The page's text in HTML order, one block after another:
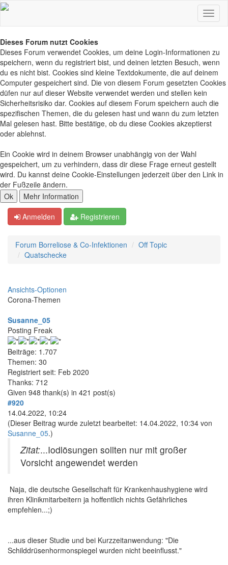
Dieses Forum nutzt Cookies
Dieses Forum verwendet Cookies, um deine Login-Informationen zu
speichern, wenn du registriert bist, und deinen letzten Besuch, wenn
du es nicht bist. Cookies sind kleine Textdokumente, die auf deinem
Computer gespeichert sind. Die von diesem Forum gesetzten Cookies
düfen nur auf dieser Website verwendet werden und stellen kein
Sicherheitsrisiko dar. Cookies auf diesem Forum speichern auch die
spezifischen Themen, die du gelesen hast und wann du zum letzten
Mal gelesen hast. Bitte bestätige, ob du diese Cookies akzeptierst
oder ablehnst.
Ein Cookie wird in deinem Browser unabhängig von der Wahl
gespeichert, um zu verhindern, dass dir diese Frage erneut gestellt
wird. Du kannst deine Cookie-Einstellungen jederzeit über den Link in
der Fußzeile ändern.
Anmelden Registrieren
Forum Borreliose & Co-Infektionen
Off Topic
Quatschecke
Ansichts-Optionen
Corona-Themen
Susanne_05
Posting Freak
Beiträge: 1.707
Themen: 30
Registriert seit: Feb 2020
Thanks: 712
Given 948 thank(s) in 421 post(s)
#920
14.04.2022, 10:24
(Dieser Beitrag wurde zuletzt bearbeitet: 14.04.2022, 10:34 von
Susanne_05.)
Zitat:...Iodlösungen sollten nur mit großer
Vorsicht angewendet werden
Naja, die deutsche Gesellschaft für Krankenhaushygiene wird
ihren Klinikmitarbeitern ja hoffentlich nichts Gefährliches
empfehlen...;)
...aus dieser Studie und bei Kurzzeitanwendung: "Die
Schilddrüsenhormonspiegel wurden nicht beeinflusst."